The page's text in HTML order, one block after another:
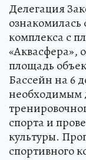
Делегация
ознакомилась
комплекса с
«Аквасфера»,
площадь
Бассейн на 6
необходимым
спорта и
культуры.
спортивного